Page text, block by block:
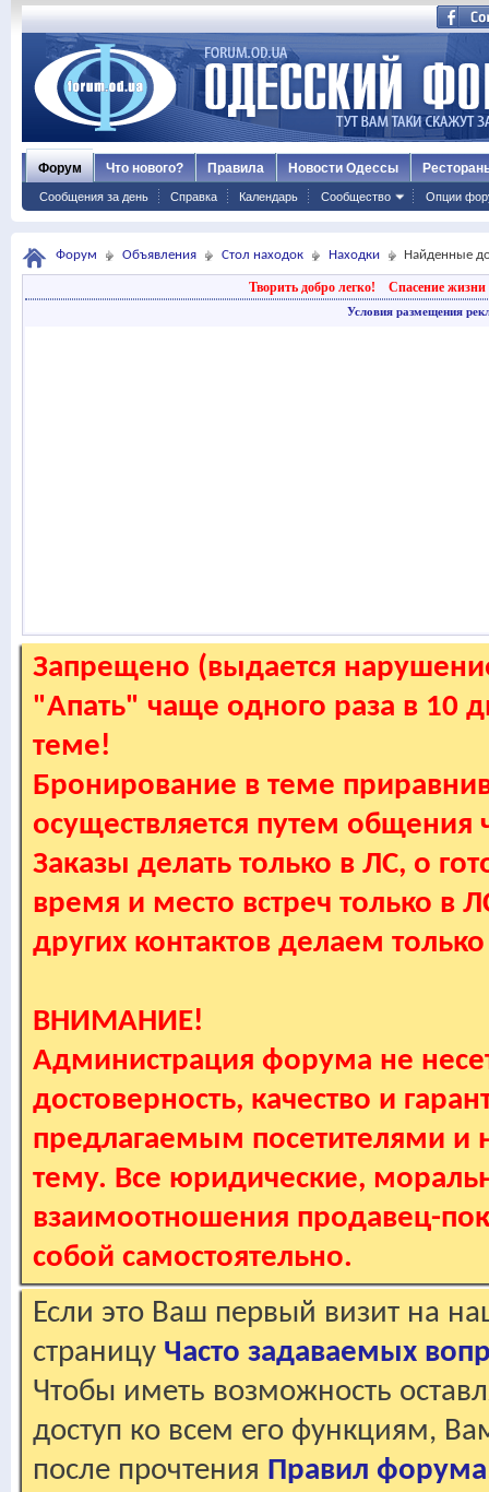
Форум
Сообщения за день Справка Календарь Сообщество Опции
Что нового? Правила Новости Одессы
Форум Объявления Стол находок Находки Найденные
Творить добро легко! Спасение жизни
Условия размещения
Запрещено (выдается
"Апать" чаще одного раза в 10
теме!
Бронирование в теме
осуществляется путем
Заказы делать только в ЛС, о
время и место встреч только в
других контактов делаем
ВНИМАНИЕ!
Администрация форума не
достоверность, качество и
предлагаемым посетителями и
тему. Все юридические,
взаимоотношения продавец-
собой самостоятельно.
Если это Ваш первый визит на
страницу Часто задаваемых
Чтобы иметь возможность
доступ ко всем его функциям,
после прочтения Правил форума